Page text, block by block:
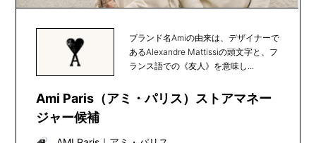
ブランド名Amiの由来は、デザイナーで
あるAlexandre Mattissiの頭文字と、フ
ランス語での《友人》を意味し...
Ami Paris（アミ・パリス）ストアマネー
ジャー候補